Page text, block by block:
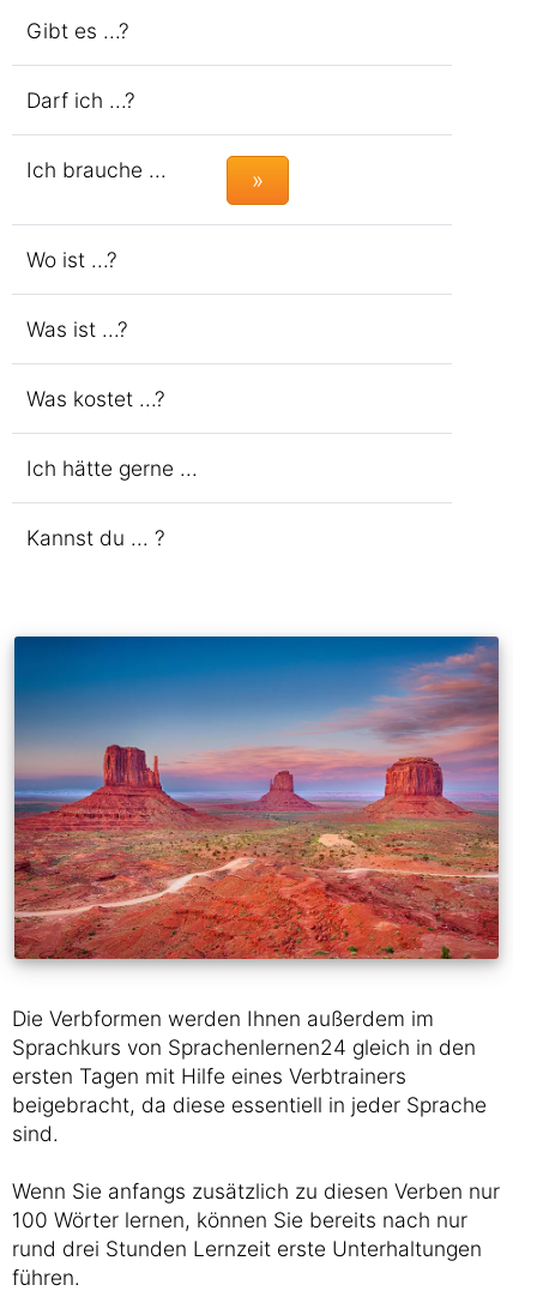
Gibt es ...?
Darf ich ...?
Ich brauche ... »
Wo ist ...?
Was ist ...?
Was kostet ...?
Ich hätte gerne ...
Kannst du ... ?
Die Verbformen werden Ihnen außerdem im
Sprachkurs von Sprachenlernen24 gleich in den
ersten Tagen mit Hilfe eines Verbtrainers
beigebracht, da diese essentiell in jeder Sprache
sind.
Wenn Sie anfangs zusätzlich zu diesen Verben nur
100 Wörter lernen, können Sie bereits nach nur
rund drei Stunden Lernzeit erste Unterhaltungen
führen.